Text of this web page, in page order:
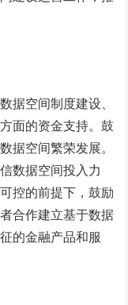
据空间制度建设、
面的资金支持。鼓
据空间繁荣发展。
数据空间投入力
控的前提下，鼓励
合作建立基于数据
的金融产品和服